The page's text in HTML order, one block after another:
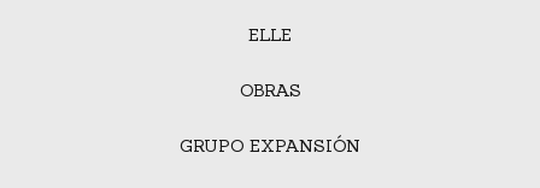
ELLE
OBRAS
GRUPO EXPANSIÓN